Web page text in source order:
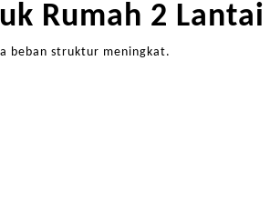
Rumah 2 Lantai
beban struktur meningkat.